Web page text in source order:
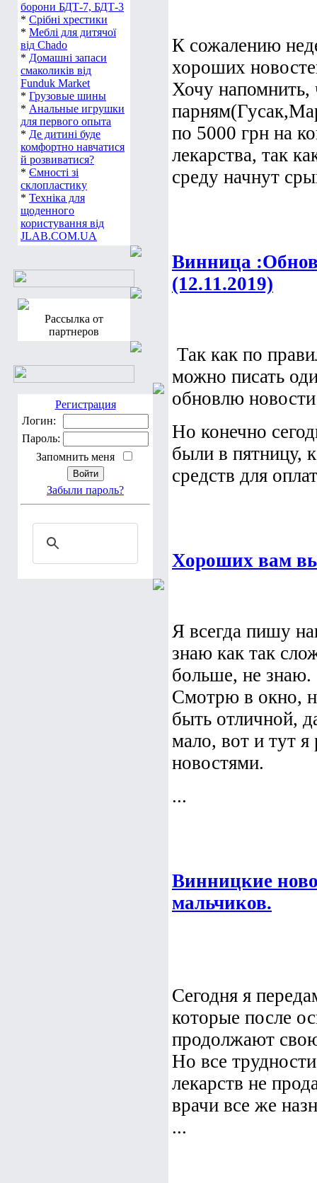
борони БДТ-7, БДТ-3
* Срібні хрестики
* Меблі для дитячої
від Chado
* Домашні запаси
смаколиків від
Funduk Market
* Грузовые шины
* Анальные игрушки
для первого опыта
* Де дитині буде
комфортно навчатися
й розвиватися?
* Ємності зі
склопластику
* Техніка для
щоденного
користування від
JLAB.COM.UA
Рассылка от
партнеров
Регистрация
Логин:
Пароль:
Запомнить меня
Забыли пароль?
К сожалению
хороших
Хочу
по 5000 грн на
лекарства, так
среду начнут
Винница
(12.11.2019)
Так как по
можно писать
обновлю
Но конечно
были в пятницу,
средств для
Хороших вам
Я всегда пишу
знаю как так
больше, не знаю.
Смотрю в окно,
быть отличной,
мало, вот и тут
новостями.
...
Винницкие
мальчиков.
Сегодня я
которые после
продолжают
Но все
лекарств не
врачи все же
...